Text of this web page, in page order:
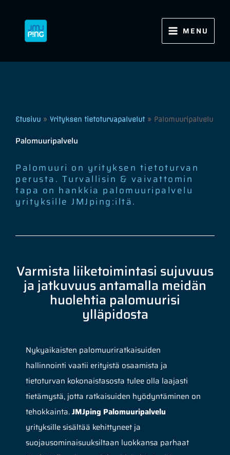
sisältöön
MENU
Etusivu » Yrityksen tietoturvapalvelut » Palomuuripalvelu
Palomuuripalvelu
Palomuuri on yrityksen tietoturvan
perusta. Turvallisin & vaivattomin
tapa on hankkia palomuuripalvelu
yrityksille JMJping:iltä.
Varmista liiketoimintasi sujuvuus
ja jatkuvuus antamalla meidän
huolehtia palomuurisi
ylläpidosta
Nykyaikaisten palomuuriratkaisuiden
hallinnointi vaatii erityistä osaamista ja
tietoturvan kokonaistasosta tulee olla laajasti
tietämystä, jotta ratkaisuiden hyödyntäminen on
tehokkainta.JMJping Palomuuripalvelu
yrityksille sisältää kehittyneet ja
suojausominaisuuksiltaan luokkansa parhaat